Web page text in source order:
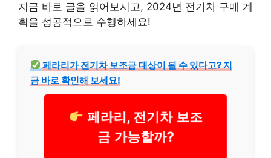
지금 바로 글을 읽어보시고, 2024년 전기차 구매 계
획을 성공적으로 수행하세요!
페라리가 전기차 보조금 대상이 될 수 있다고? 지
금 바로 확인해 보세요!
페라리, 전기차 보조
금 가능할까?